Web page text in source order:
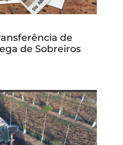
de
de Sobreiros